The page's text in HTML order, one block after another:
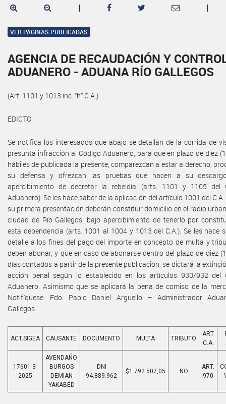
| |
VER PÁGINAS PUBLICADAS
AGENCIA DE RECAUDACIÓN Y
ADUANERO - ADUANA RÍO GALLEGOS
(Art. 1101 y 1013 inc. “h” C.A.)
EDICTO
Se notifica los interesados que abajo se detallan de la corrida de
presunta infracción al Código Aduanero, para que en plazo de diez
hábiles de publicada la presente, comparezcan a estar a derecho,
su defensa y ofrezcan las pruebas que hacen a su
apercibimiento de decretar la rebeldía (arts. 1101 y 1105 del
Aduanero). Se les hace saber de la aplicación del artículo 1001 del C.A.
su primera presentación deberán constituir domicilio en el radio
ciudad de Río Gallegos, bajo apercibimiento de tenerlo por
esta dependencia (arts. 1001 al 1004 y 1013 del C.A.). Se les hace
detalle a los fines del pago del importe en concepto de multa y
deben abonar, y que en caso de abonarse dentro del plazo de diez
días contados a partir de la presente publicación, se dictará la
acción penal según lo establecido en los artículos 930/932 del
Aduanero. Asimismo que se aplicará la pena de comiso de la
Notifíquese. Fdo. Pablo Daniel Arguello – Administrador
Gallegos.
ACT.SIGEA CAUSANTE DOCUMENTO MULTA TRIBUTO
ART
C.A.
17601-3-
2025
AVENDAÑO
BURGOS
DEMIAN
YAKABED
DNI
94.889.962
$1.792.507,05 NO
ART.
970